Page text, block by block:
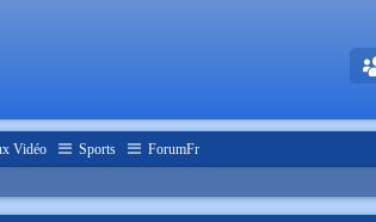
Vidéo Sports ForumFr